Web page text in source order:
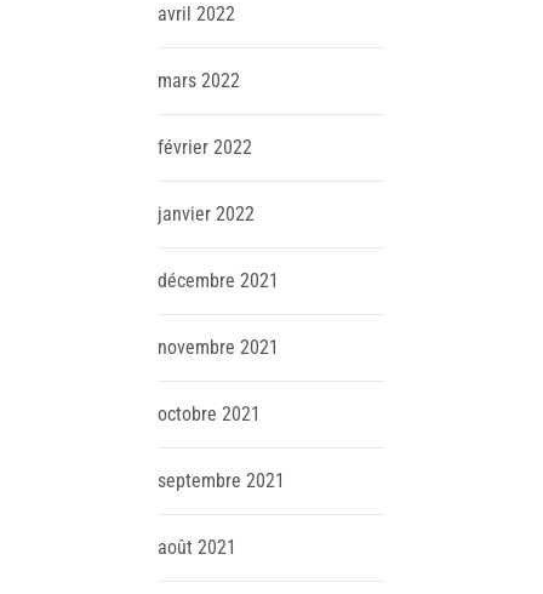
avril 2022
mars 2022
février 2022
janvier 2022
décembre 2021
novembre 2021
octobre 2021
septembre 2021
août 2021